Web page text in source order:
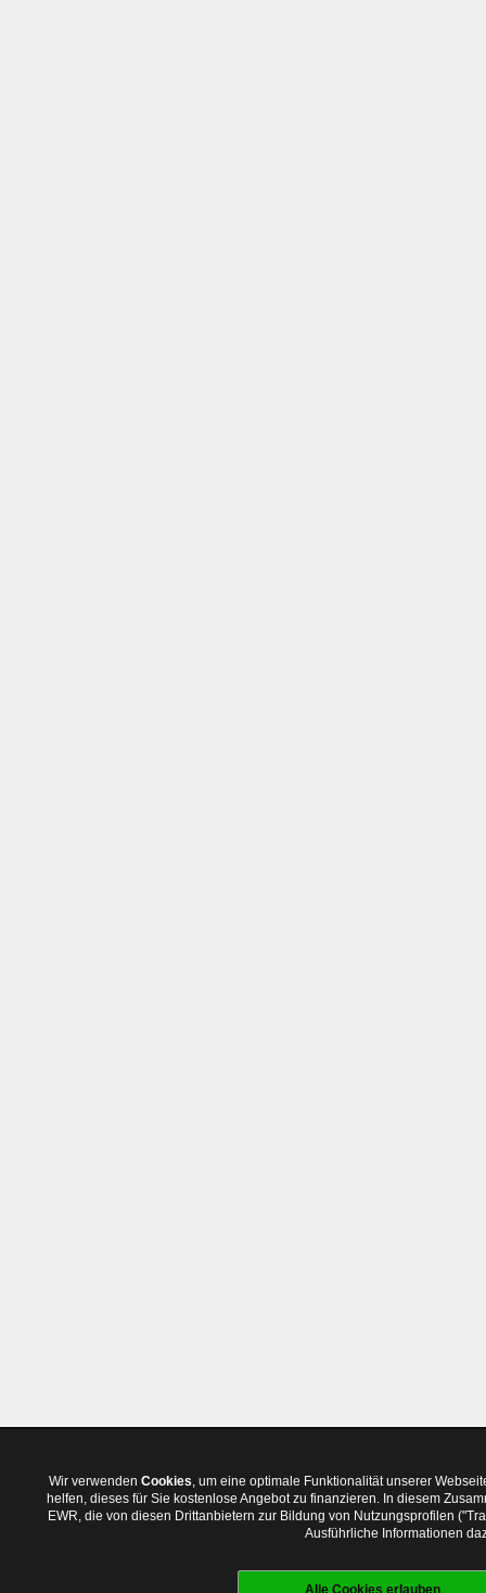
Wir verwenden Cookies, um eine optimale Funktionalität unserer
helfen, dieses für Sie kostenlose Angebot zu finanzieren. In diesem
EWR, die von diesen Drittanbietern zur Bildung von Nutzungsprofilen
Ausführliche Informationen
Alle Cookies erlauben